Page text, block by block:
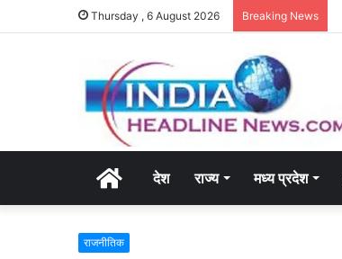
Thursday , 6 August 2026 Breaking News
Homeदेश राज्य मध्य प्रदेश
राजनीतिक